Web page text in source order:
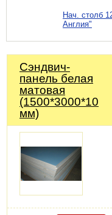
Нач. столб
Англия"
Сэндвич-
панель белая
матовая
(1500*3000*10
мм)